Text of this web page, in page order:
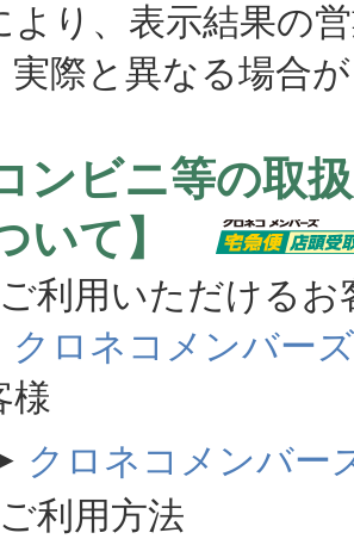
より、表示結果の
と異なる場合が
ンビニ等の取
いて】
利用いただけるお
クロネコメンバーズ
様
クロネコメンバー
利用方法